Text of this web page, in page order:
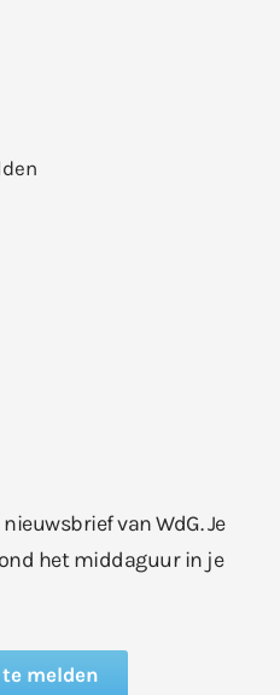
van WdG. Je
het middaguur in je
melden